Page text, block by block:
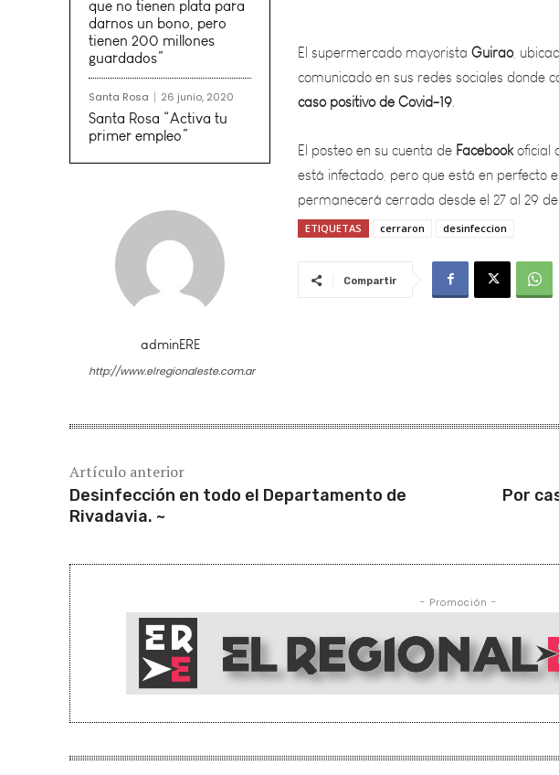
que no tienen plata para
darnos un bono, pero
tienen 200 millones
guardados”
Santa Rosa 26 junio, 2020
Santa Rosa “Activa tu
primer empleo”
adminERE
http://www.elregionaleste.com.ar
El supermercado mayoristaGuirao,
comunicado en sus redes sociales
caso positivo de Covid-19.
El posteo en su cuenta de
está infectado, pero que está en
permanecerá cerrada desde el 27 al 29
ETIQUETAS cerraron desinfeccion
Compartir
Artículo anterior
Desinfección en todo el Departamento de
Rivadavia. ~
Por
- Promoción -